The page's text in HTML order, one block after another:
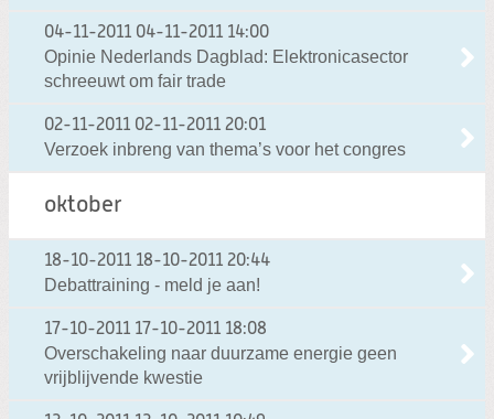
04-11-2011 04-11-2011 14:00
Opinie Nederlands Dagblad: Elektronicasector
schreeuwt om fair trade
02-11-2011 02-11-2011 20:01
Verzoek inbreng van thema’s voor het congres
oktober
18-10-2011 18-10-2011 20:44
Debattraining - meld je aan!
17-10-2011 17-10-2011 18:08
Overschakeling naar duurzame energie geen
vrijblijvende kwestie